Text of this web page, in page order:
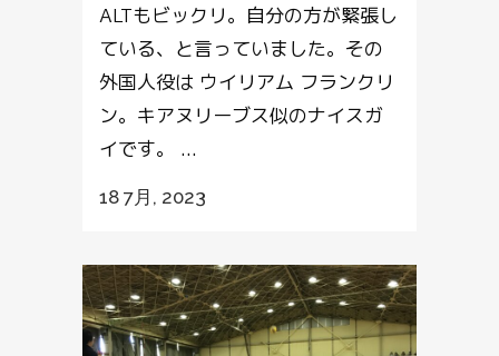
ALTもビックリ。自分の方が緊張し
ている、と言っていました。その
外国人役は ウイリアム フランクリ
ン。キアヌリーブス似のナイスガ
イです。 ...
18 7月, 2023